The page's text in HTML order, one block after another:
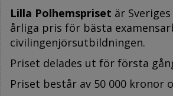
Lilla Polhemspriset är
årliga pris för bästa
civilingenjörsutbildningen.
Priset delades ut för första
Priset består av 50 000 kronor